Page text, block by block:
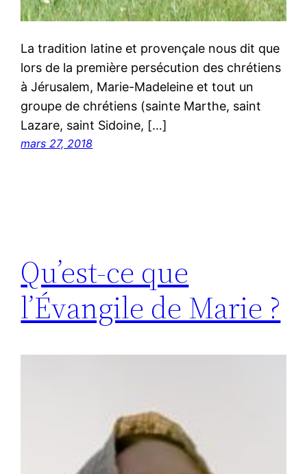
La tradition latine et provençale nous dit que
lors de la première persécution des chrétiens
à Jérusalem, Marie-Madeleine et tout un
groupe de chrétiens (sainte Marthe, saint
Lazare, saint Sidoine, […]
mars 27, 2018
Qu’est-ce que
l’Évangile de Marie ?